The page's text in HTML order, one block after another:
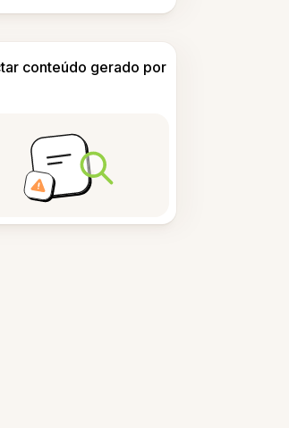
conteúdo gerado por